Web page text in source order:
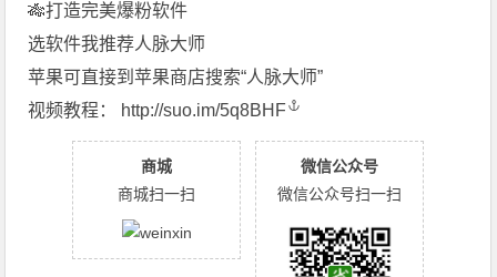
🎋打造完美爆粉软件
选软件我推荐人脉大师
苹果可直接到苹果商店搜索“人脉大师”
视频教程：
http://suo.im/5q8BHF
商城
商城扫一扫
微信公众号
微信公众号扫一扫